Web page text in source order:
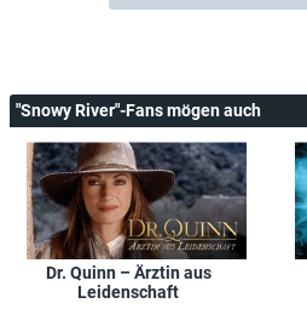
"Snowy River"-Fans mögen auch
Dr. Quinn – Ärztin aus
Leidenschaft